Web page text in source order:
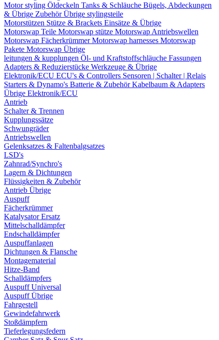
Motor styling Öldeckeln Tanks & Schläuche Bügels, Abdeckungen
& Übrige ZubehörÜbrige stylingsteile
Motorstützen Stütze & Brackets Einsätze & Übrige
Motorswap Teile Motorswap stütze Motorswap Antriebswellen
Motorswap FächerkrümmerMotorswap harnesses Motorswap
Pakete Motorswap Übrige
leitungen & kupplungen Öl- und Kraftstoffschläuche Fassungen
Adapters & Reduzierstücke Werkzeuge & Übrige
Elektronik/ECU ECU's & Controllers Sensoren | Schalter | Relais
Starters & Dynamo's Batterie & ZubehörKabelbaum & Adapters
Übrige Elektronik/ECU
Antrieb
Schalter & Trennen
Kupplungssätze
Schwungräder
Antriebswellen
Gelenksatzes & Faltenbalgsatzes
LSD's
Zahnrad/Synchro's
Lagern & Dichtungen
Flüssigkeiten & Zubehör
Antrieb Übrige
Auspuff
Fächerkrümmer
Katalysator Ersatz
Mittelschalldämpfer
Endschalldämpfer
Auspuffanlagen
Dichtungen & Flansche
Montagematerial
Hitze-Band
Schalldämpfers
Auspuff Universal
Auspuff Übrige
Fahrgestell
Gewindefahrwerk
Stoßdämpfern
Tieferlegungsfedern